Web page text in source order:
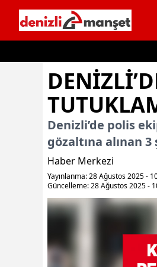
İçeriğe geç
Denizli’de polis
gözaltına alınan
Haber Merkezi
Yayınlanma: 28 Ağustos 2025 -
Güncelleme: 28 Ağustos 2025 -